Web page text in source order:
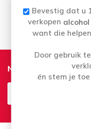
maandag
Nieuwsbrief
Bevestig dat u
verkopen alcohol
want die
Door gebruik
én stem je